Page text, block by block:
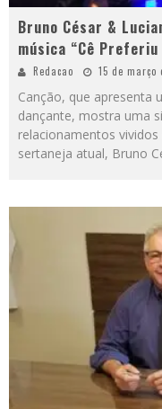
Bruno César &
música “Cê
Redacao 15 de março
Canção, que apresenta
dançante, mostra uma
relacionamentos
sertaneja atual, Bruno